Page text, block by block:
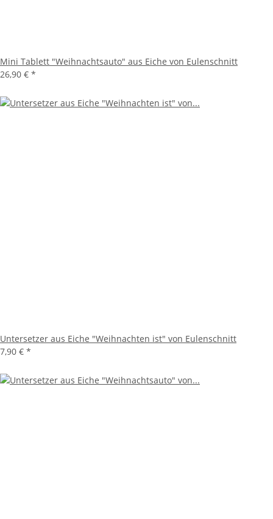
Mini Tablett "Weihnachtsauto" aus Eiche von Eulenschnitt
26,90 € *
Untersetzer aus Eiche "Weihnachten ist" von Eulenschnitt
7,90 € *